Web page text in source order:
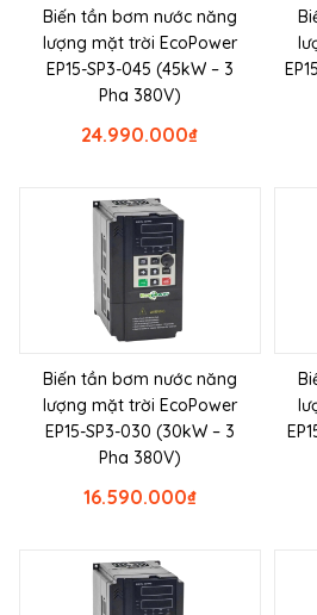
Biến tần bơm nước năng
lượng mặt trời EcoPower
EP15-SP3-045 (45kW – 3
Pha 380V)
₫
24.990.000
Biến tần bơm nước năng
lượng mặt trời EcoPower
EP15-SP3-030 (30kW – 3
Pha 380V)
₫
16.590.000